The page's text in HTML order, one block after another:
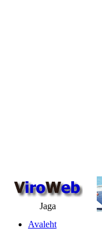
Jaga
Avaleht